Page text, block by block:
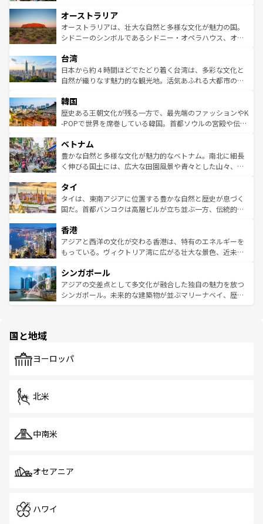
部のニューオーリンズでは、音楽と美食が融合した独特の
文化が魅力。旅行者はアメリカの各地域で異なる魅力を楽
しみながら、その多様性と豊かな歴史を感じることができ
ならではの贅沢な旅のスタイルだ。 なお、新着のアメリカ
情報はコンテンツ一覧を参照してほしい。
ワイ島は見逃せない。また、定番の観光地といえばオアフ
島だが、静かな自然を求めるならマウイ島やカウアイ島が
おすすめ。エメラルドグリーンに輝く海をはじめ、豊かな
れるおもてなしの心で訪れる人々を迎えてくれるハワイの
人々、おいしいローカルフードやハワイアンミュージッ
ク、伝統的なフラダンスなど、すべてがハワイの魅力を彩
ワイを、存分に味わってほしい。 なお、新着のハワイ情報
はコンテンツ一覧を参照してほしい。
オーストラリア
オーストラリアは、壮大な自然と多様な文化が魅力の国。
シドニーのシンボルであるシドニー・オペラハウス、オー
リアリーフや大陸中央部にそびえるウルル（エアーズロッ
ク）、タスマニアの美しい原生林やケアンズの熱帯雨林な
ど、見どころがたくさん。また、カフェやワイン、オージ
いる。アクティビティも充実しており、サーフィンやダイ
ビング、ハイキングなど、アウトドア好きにはたまらな
い。オーストラリアの多彩な魅力を存分に味わいつくそ
参照してほしい。
台湾
日本から約４時間ほどでたどり着く台湾は、多彩な文化と
自然が織りなす魅力的な観光地。活気あふれる大都市の台
ン）、静ひつな山岳地帯である台湾東部など、都市の喧騒
と山間の静けさが共存しており、訪れる人に新しい発見と
驚きをもたらしてくれる。また、奥深い台湾の食文化も魅
容にもいいと評判のスイーツなど、バラエティ豊かな料理
が味わえる。 なお、新着の台湾情報は コンテンツ一覧を参
照してほしい。
韓国
歴史ある王朝文化が残る一方で、最先端のファッションやK
-POPで世界を席巻している韓国。首都ソウルの宮殿や伝統
き、地方に足を延ばせば四季折々の自然美を楽しむことが
できる。そして、キムチや焼肉、絶品のストリートフード
まで、さまざまな韓国料理が待っている。夜には、韓国な
リティに包まれながら、韓国の多彩な魅力を心ゆくまで味
わってみてほしい。 なお、新着の韓国情報はコンテンツ一
覧を参照してほしい。
ベトナム
豊かな自然と多様な文化が魅力的なベトナム。南北に細長
く伸びる国土には、広大な田園風景や青々とした山々、世
急速な発展と共に伝統が息づく。ハノイの古い町並みやホ
ーチミン市のフランス統治時代の建物も、独特の雰囲気を
醸し出している。また、バラエティの豊かさとおいしさで
とつ。フォーやバインミー、ベトナムコーヒーなどは、ぜ
ひ現地で味わいたい。どの地域を訪れてもあたたかい人々
が旅行者を迎えてくれるので、きっと忘れられない旅にな
参照してほしい。
タイ
タイは、東南アジアに位置する豊かな自然と歴史が息づく
国だ。首都バンコクは高層ビルが立ち並ぶ一方、伝統的な
の活気が交差している。北部ではチェンマイなどの山岳地
帯で自然と触れ合い、南部ではプーケットやクラビの美し
いビーチでリゾート気分を楽しむことができる。タイ料理
激する。気候は一年中温暖で、どの季節にも異なる楽しみ
が待っている。親しみやすいタイの人々、仏教を中心とし
た文化、そして多様な観光資源が、訪れる旅人を魅了し続
香港
アジアと西洋の文化が交わる香港は、特有のエネルギーを
もっている。ヴィクトリア湾に広がる壮大な景色、近未来
み、どこを訪れても感動するはず。観光スポットが密集し
ており、効率よく見どころを回れるのも魅力。息をのむよ
うな絶景から文化的な体験まで、香港を存分に楽しみ尽く
シンガポール
アジアの交差点として多文化が融合した独自の魅力を放つ
シンガポール。未来的な建築物が並ぶマリーナベイ、歴史
で、ホーカーズは地元の風情を楽しめる外せないスポット
国と地域
ヨーロッパ
北米
中南米
オセアニア
ハワイ